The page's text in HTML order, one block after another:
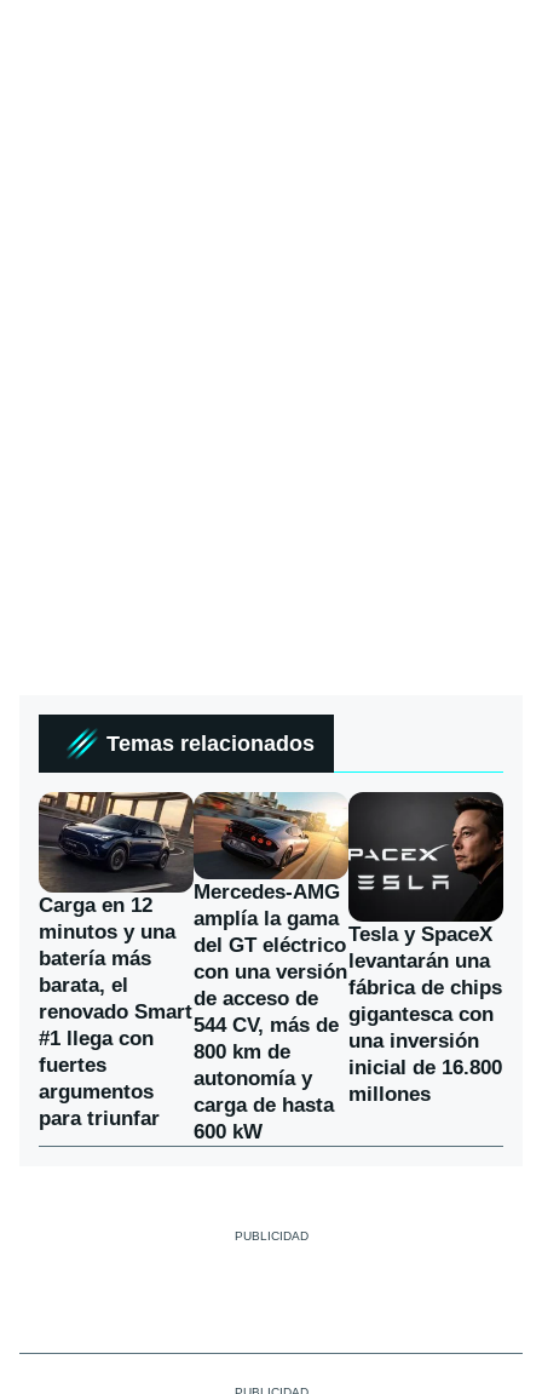
Temas relacionados
Carga en 12
minutos y una
batería más
barata, el
renovado Smart
#1 llega con
fuertes
argumentos
para triunfar
Mercedes-AMG
amplía la gama
del GT eléctrico
con una versión
de acceso de
544 CV, más de
800 km de
autonomía y
carga de hasta
600 kW
Tesla y SpaceX
levantarán una
fábrica de chips
gigantesca con
una inversión
inicial de 16.800
millones